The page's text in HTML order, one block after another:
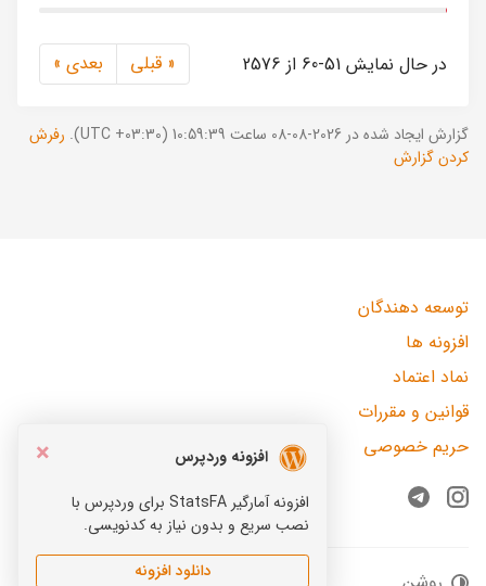
در حال نمایش 51-60 از 2576 « قبلی بعدی »
گزارش ایجاد شده در 2026-08-08 ساعت 10:59:39 (UTC +03:30).
رفرش
کردن گزارش
×
افزونه وردپرس
افزونه آمارگیر StatsFA برای وردپرس با
نصب سریع و بدون نیاز به کدنویسی.
دانلود افزونه
توسعه دهندگان
افزونه ها
نماد اعتماد
قوانین و مقررات
حریم خصوصی
Instagram
Telegram